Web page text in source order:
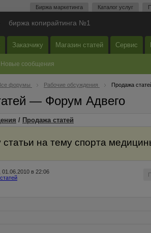
Биржа маркетинга Каталог услуг
биржа копирайтинга №1
Заказчику Магазин статей Сервис
Новые сообщения
форумы Рабочие обсуждения Продажа
— Форум Адвего
/ Продажа статей
на тему спорта
в 22:06